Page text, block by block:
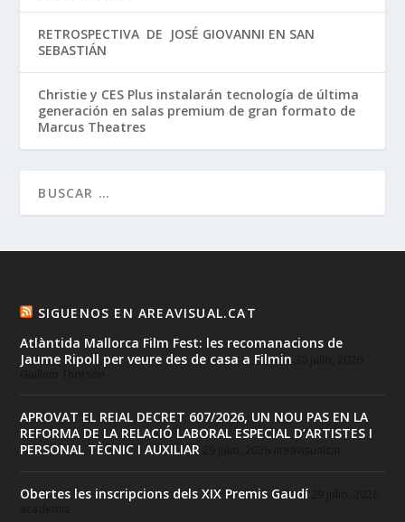
RETROSPECTIVA DE JOSÉ GIOVANNI EN SAN
SEBASTIÁN
Christie y CES Plus instalarán tecnología de última
generación en salas premium de gran formato de
Marcus Theatres
SIGUENOS EN AREAVISUAL.CAT
Atlàntida Mallorca Film Fest: les recomanacions de
Jaume Ripoll per veure des de casa a Filmin
APROVAT EL REIAL DECRET 607/2026, UN NOU PAS EN LA
REFORMA DE LA RELACIÓ LABORAL ESPECIAL D’ARTISTES I
PERSONAL TÈCNIC I AUXILIAR
Obertes les inscripcions dels XIX Premis Gaudí